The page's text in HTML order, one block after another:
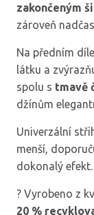
zakončeným
zároveň
Na předním
látku a
spolu s tmavě
džínům
Univerzální
menší,
dokonalý efekt.
? Vyrobeno z
20 %